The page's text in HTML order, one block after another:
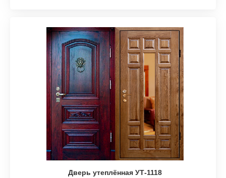
Дверь утеплённая УТ-1118